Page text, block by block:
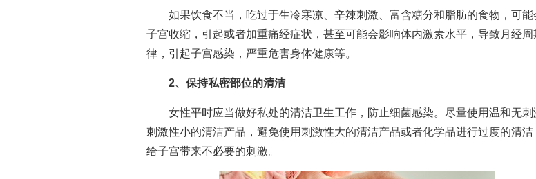
如果饮食不当，吃过于生冷寒凉、辛辣刺激、富含糖分和脂肪的食物，可能
子宫收缩，引起或者加重痛经症状，甚至可能会影响体内激素水平，导致月经周
律，引起子宫感染，严重危害身体健康等。
2、保持私密部位的清洁
女性平时应当做好私处的清洁卫生工作，防止细菌感染。尽量使用温和无刺
刺激性小的清洁产品，避免使用刺激性大的清洁产品或者化学品进行过度的清洁
给子宫带来不必要的刺激。